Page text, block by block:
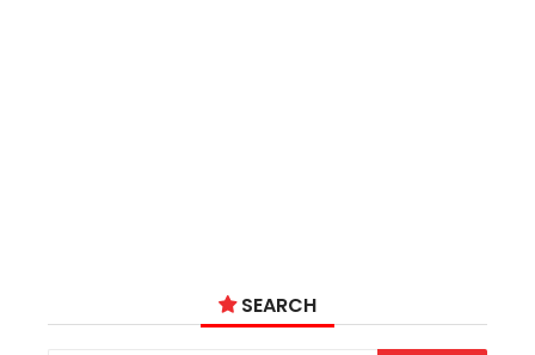
SEARCH